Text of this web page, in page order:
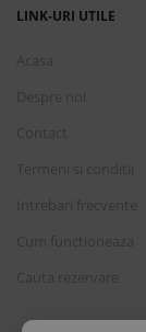
LINK-URI UTILE